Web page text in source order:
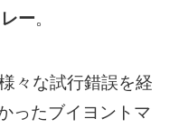
ー。
々な試行錯誤を経
ったブイヨントマ